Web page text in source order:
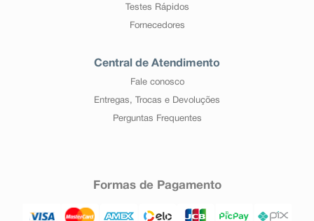
Testes Rápidos
Fornecedores
Central de Atendimento
Fale conosco
Entregas, Trocas e Devoluções
Perguntas Frequentes
Formas de Pagamento